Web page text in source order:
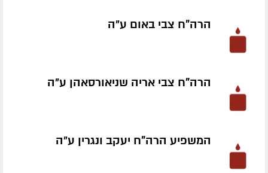
הרה"ח צבי באום ע״ה
הרה"ח צבי אריה שניאורסאהן ע״ה
המשפיע הרה"ח יעקב ונגרין ע״ה